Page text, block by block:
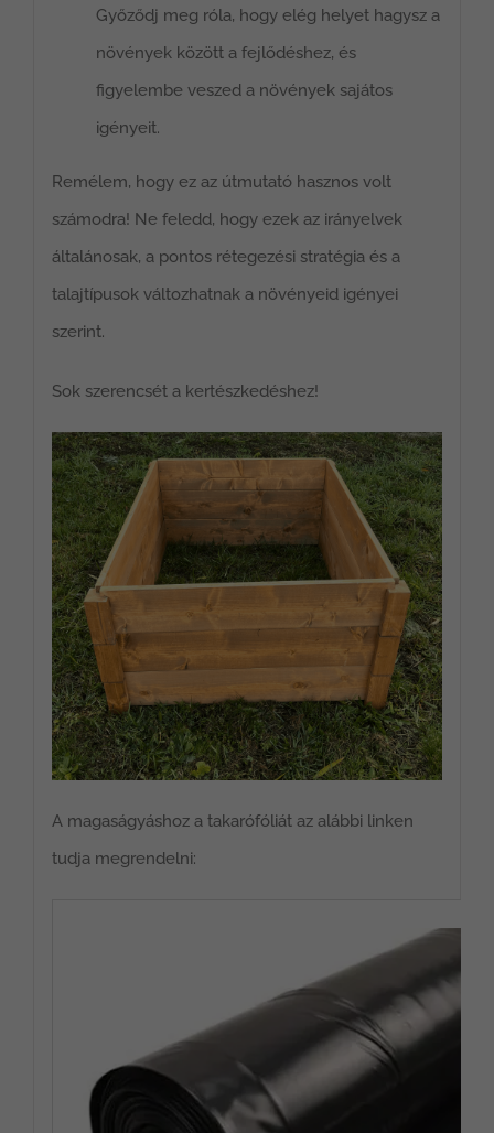
Győződj meg róla, hogy elég helyet hagysz a
növények között a fejlődéshez, és
figyelembe veszed a növények sajátos
igényeit.
Remélem, hogy ez az útmutató hasznos volt
számodra! Ne feledd, hogy ezek az irányelvek
általánosak, a pontos rétegezési stratégia és a
talajtípusok változhatnak a növényeid igényei
szerint.
Sok szerencsét a kertészkedéshez!
A magaságyáshoz a takarófóliát az alábbi linken
tudja megrendelni: